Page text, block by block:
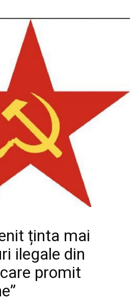
ținta mai
ilegale din
promit